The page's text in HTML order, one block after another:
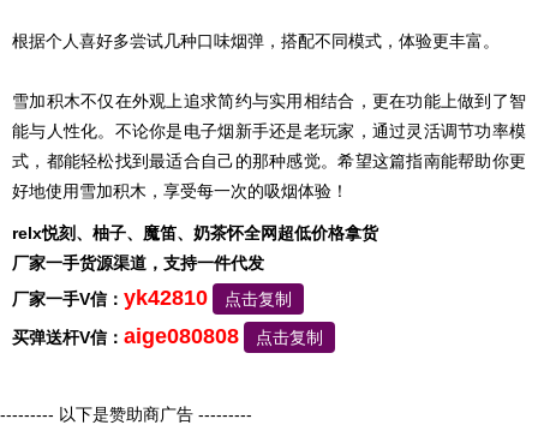
根据个人喜好多尝试几种口味烟弹，搭配不同模式，体验更丰富。
雪加积木不仅在外观上追求简约与实用相结合，更在功能上做到了智
能与人性化。不论你是电子烟新手还是老玩家，通过灵活调节功率模
式，都能轻松找到最适合自己的那种感觉。希望这篇指南能帮助你更
好地使用雪加积木，享受每一次的吸烟体验！
relx悦刻、柚子、魔笛、奶茶怀全网超低价格拿货
厂家一手货源渠道，支持一件代发
厂家一手V信： yk42810
点击复制
买弹送杆V信： aige080808 点击复制
--------- 以下是赞助商广告 ---------